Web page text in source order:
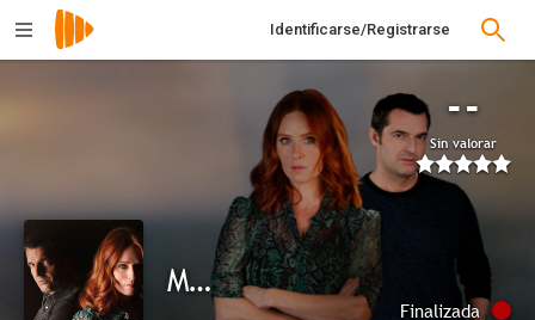
Identificarse/Registrarse
--
Sin valorar
Mensonges
Finalizada